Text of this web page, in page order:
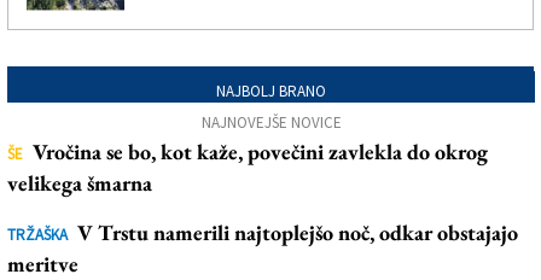
NAJBOLJ BRANO
NAJNOVEJŠE NOVICE
ŠE Vročina se bo, kot kaže, povečini zavlekla do okrog
velikega šmarna
TRŽAŠKA V Trstu namerili najtoplejšo noč, odkar obstajajo
meritve